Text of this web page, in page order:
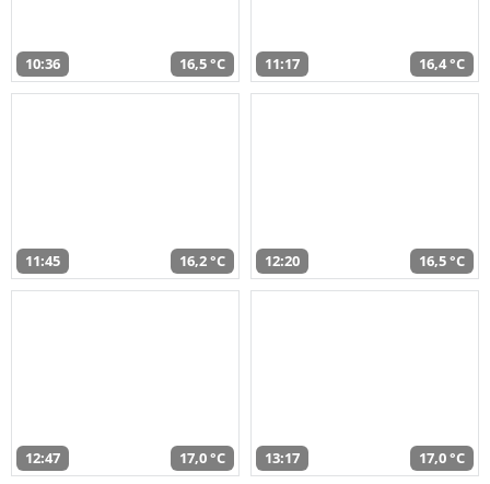
10:36 16,5 °C 11:17 16,4 °C
11:45 16,2 °C 12:20 16,5 °C
12:47 17,0 °C 13:17 17,0 °C